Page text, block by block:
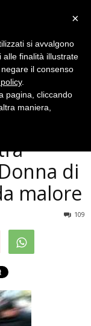
di
malore
109
×
si avvalgono
alle finalità illustrate
il consenso
.
pagina, cliccando
maniera,